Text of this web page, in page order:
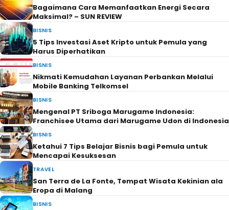
Bagaimana Cara Memanfaatkan Energi Secara
Maksimal? – SUN REVIEW
BISNIS
5 Tips Investasi Aset Kripto untuk Pemula yang
Harus Diperhatikan
BISNIS
Nikmati Kemudahan Layanan Perbankan Melalui
Mobile Banking Telkomsel
BISNIS
Mengenal PT Sriboga Marugame Indonesia:
Franchisee Utama dari Marugame Udon di Indonesia
BISNIS
Ketahui 7 Tips Belajar Bisnis bagi Pemula untuk
Mencapai Kesuksesan
TRAVEL
San Terra de La Fonte, Tempat Wisata Kekinian ala
Eropa di Malang
BISNIS